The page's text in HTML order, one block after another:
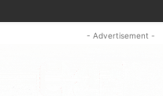
- Advertisement -